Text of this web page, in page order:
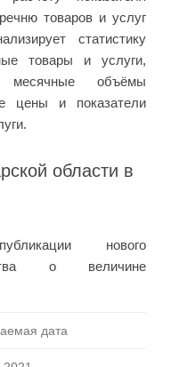
товаров и услуг
статистику
товары и услуги,
месячные объёмы
цены и показатели
области в
нового
о величине
дата